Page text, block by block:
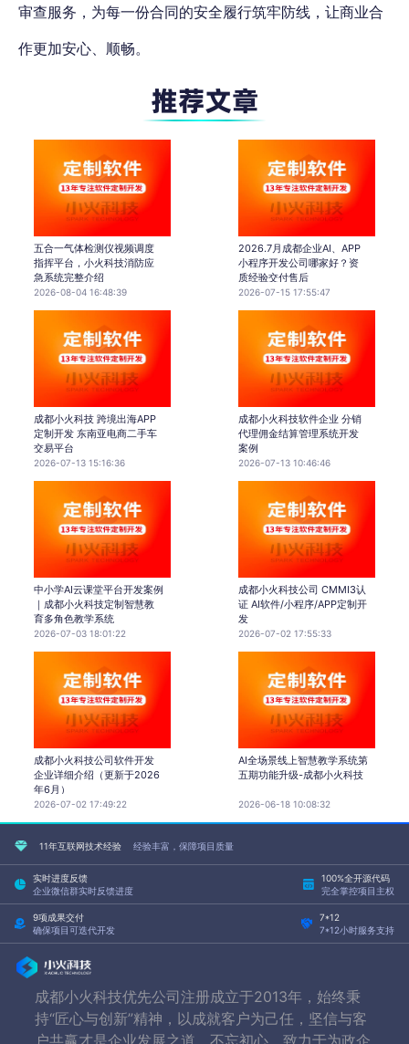
审查服务，为每一份合同的安全履行筑牢防线，让商业合
作更加安心、顺畅。
五合一气体检测仪视频调度
指挥平台，小火科技消防应
急系统完整介绍
2026-08-04 16:48:39
2026.7月成都企业AI、APP
小程序开发公司哪家好？资
质经验交付售后
2026-07-15 17:55:47
成都小火科技 跨境出海APP
定制开发 东南亚电商二手车
交易平台
2026-07-13 15:16:36
成都小火科技软件企业 分销
代理佣金结算管理系统开发
案例
2026-07-13 10:46:46
中小学AI云课堂平台开发案例
｜成都小火科技定制智慧教
育多角色教学系统
2026-07-03 18:01:22
成都小火科技公司 CMMI3认
证 AI软件/小程序/APP定制开
发
2026-07-02 17:55:33
成都小火科技公司软件开发
企业详细介绍（更新于2026
年6月）
2026-07-02 17:49:22
AI全场景线上智慧教学系统第
五期功能升级-成都小火科技
2026-06-18 10:08:32
11年互联网技术经验 经验丰富，保障项目质量
实时进度反馈
企业微信群实时反馈进度
100%全开源代码
完全掌控项目主权
9项成果交付
确保项目可迭代开发
7*12
7*12小时服务支持
成都小火科技优先公司注册成立于2013年，始终秉
持“匠心与创新”精神，以成就客户为己任，坚信与客
户共赢才是企业发展之道，不忘初心，致力于为政企